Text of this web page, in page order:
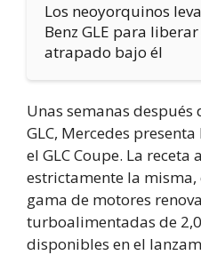
Los neoyorquinos
Benz GLE para
atrapado bajo él
Unas semanas
GLC, Mercedes
el GLC Coupe. La receta
estrictamente la misma,
gama de motores
turboalimentadas de
disponibles en el